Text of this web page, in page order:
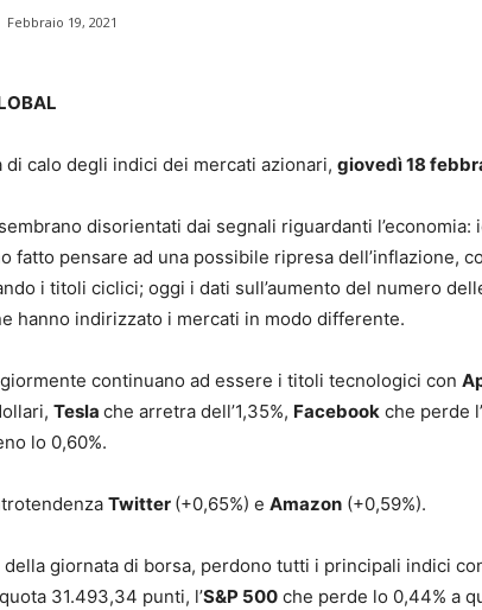
Febbraio 19, 2021
di calo degli indici dei mercati azionari, giovedì 18
disorientati dai segnali riguardanti l’economia:
fatto pensare ad una possibile ripresa dell’inflazione,
i titoli ciclici; oggi i dati sull’aumento del numero
hanno indirizzato i mercati in modo differente.
continuano ad essere i titoli tecnologici con
Tesla che arretra dell’1,35%, Facebook che perde
lo 0,60%.
Twitter (+0,65%) e Amazon (+0,59%).
giornata di borsa, perdono tutti i principali indici
31.493,34 punti, l’S&P 500 che perde lo 0,44% a